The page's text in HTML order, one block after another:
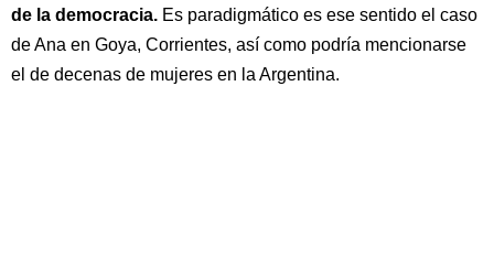
de la democracia. Es paradigmático es ese sentido el caso
de Ana en Goya, Corrientes, así como podría mencionarse
el de decenas de mujeres en la Argentina.